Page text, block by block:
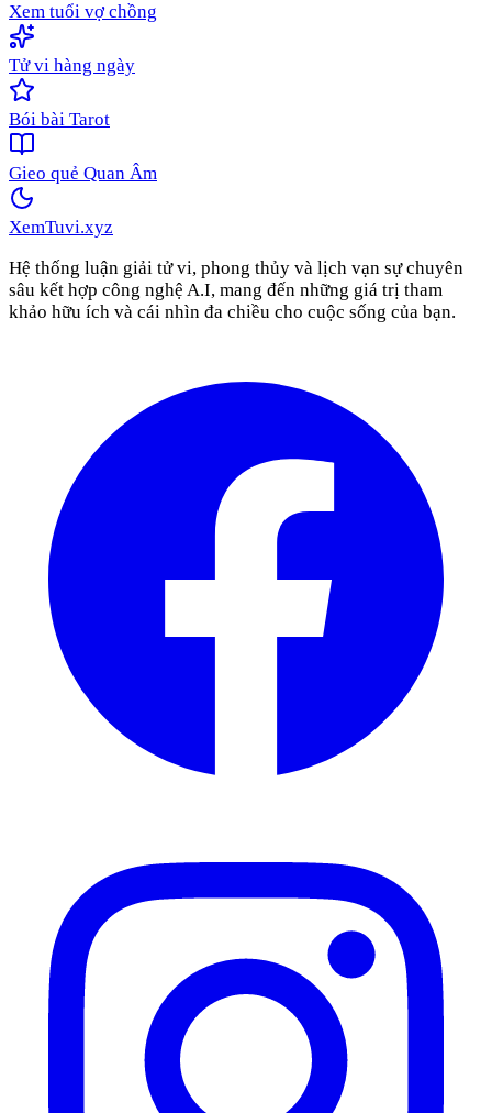
Xem tuổi vợ chồng
Tử vi hàng ngày
Bói bài Tarot
Gieo quẻ Quan Âm
XemTuvi.xyz
Hệ thống luận giải tử vi, phong thủy và lịch vạn sự chuyên
sâu kết hợp công nghệ A.I, mang đến những giá trị tham
khảo hữu ích và cái nhìn đa chiều cho cuộc sống của bạn.